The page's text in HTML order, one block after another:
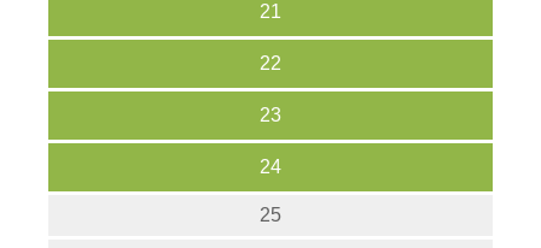
21
22
23
24
25